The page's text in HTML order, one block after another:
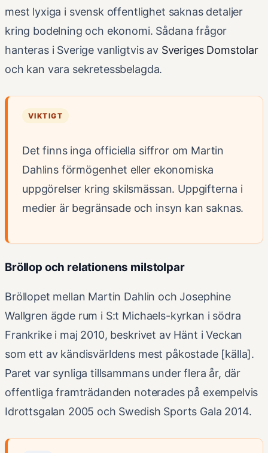
mest lyxiga i svensk offentlighet saknas detaljer
kring bodelning och ekonomi. Sådana frågor
hanteras i Sverige vanligtvis av Sveriges Domstolar
och kan vara sekretessbelagda.
VIKTIGT
Det finns inga officiella siffror om Martin
Dahlins förmögenhet eller ekonomiska
uppgörelser kring skilsmässan. Uppgifterna i
medier är begränsade och insyn kan saknas.
Bröllop och relationens milstolpar
Bröllopet mellan Martin Dahlin och Josephine
Wallgren ägde rum i S:t Michaels-kyrkan i södra
Frankrike i maj 2010, beskrivet av Hänt i Veckan
som ett av kändisvärldens mest påkostade [källa].
Paret var synliga tillsammans under flera år, där
offentliga framträdanden noterades på exempelvis
Idrottsgalan 2005 och Swedish Sports Gala 2014.